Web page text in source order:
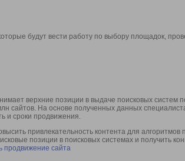
будут вести работу по выбору площадок,
верхние позиции в выдаче поисковых
сайтов. На основе полученных данных
и сроки продвижения.
привлекательность контента для алгоритмов
позиции в поисковых системах и получить
продвижение сайта